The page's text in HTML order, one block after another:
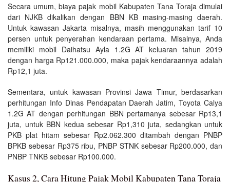
Secara umum, biaya pajak mobil Kabupaten Tana Toraja dimulai
dari NJKB dikalikan dengan BBN KB masing-masing daerah.
Untuk kawasan Jakarta misalnya, masih menggunakan tarif 10
persen untuk penyerahan kendaraan pertama. Misalnya, Anda
memiliki mobil Daihatsu Ayla 1.2G AT keluaran tahun 2019
dengan harga Rp121.000.000, maka pajak kendaraannya adalah
Rp12,1 juta.
Sementara, untuk kawasan Provinsi Jawa Timur, berdasarkan
perhitungan Info Dinas Pendapatan Daerah Jatim, Toyota Calya
1.2G AT dengan perhitungan BBN pertamanya sebesar Rp13,1
juta, untuk BBN kedua sebesar Rp1,310 juta, sedangkan untuk
PKB plat hitam sebesar Rp2.062.300 ditambah dengan PNBP
BPKB sebesar Rp375 ribu, PNBP STNK sebesar Rp200.000, dan
PNBP TNKB sebesar Rp100.000.
Kasus 2, Cara Hitung Pajak Mobil Kabupaten Tana Toraja